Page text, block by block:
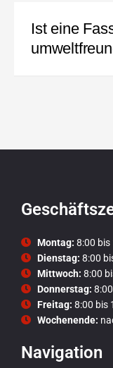
Ist eine
Montag: 8:00 bis
Dienstag: 8:00
Mittwoch: 8:00
Donnerstag:
Freitag: 8:00 bis
Wochenende:
Navigation